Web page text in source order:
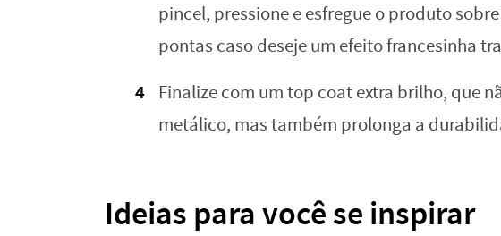
pincel, pressione e esfregue o produto
pontas caso deseje um efeito francesinha
Finalize com um top coat extra brilho, que
metálico, mas também prolonga a
Ideias para você se inspirar